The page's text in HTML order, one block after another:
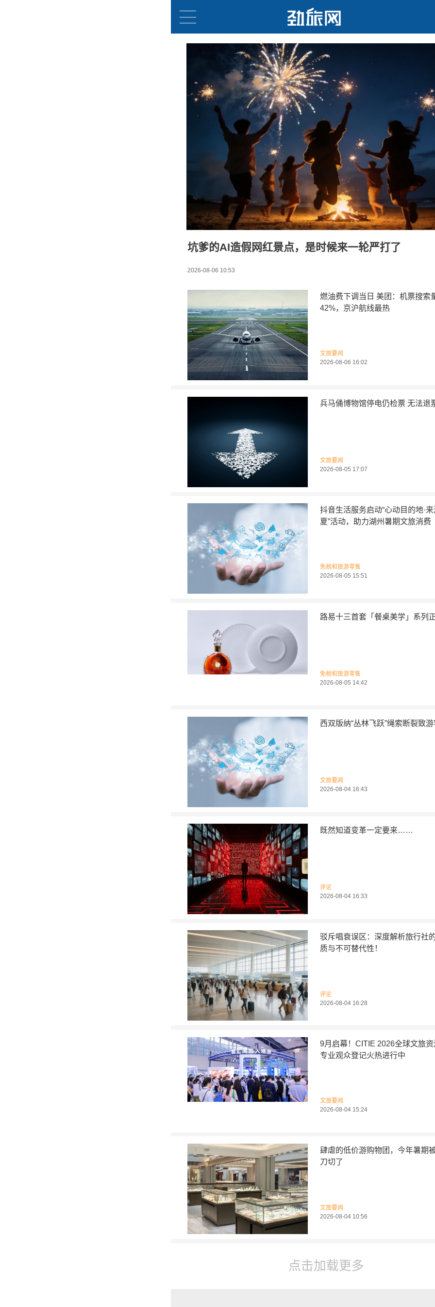
坑爹的AI造假网红景点，是时候来一轮严打了
2026-08-06 10:53
燃油费下调当日 美团：机票搜索
42%，京沪航线最热
文旅要闻
2026-08-06 16:02
兵马俑博物馆停电仍检票 无法退
文旅要闻
2026-08-05 17:07
抖音生活服务启动“心动目的地·
夏”活动，助力湖州暑期文旅消费
免税和旅游零售
2026-08-05 15:51
路易十三首套「餐桌美学」系列
免税和旅游零售
2026-08-05 14:42
西双版纳“丛林飞跃”绳索断裂致
文旅要闻
2026-08-04 16:43
既然知道变革一定要来……
评论
2026-08-04 16:33
驳斥唱衰误区：深度解析旅行社
质与不可替代性！
评论
2026-08-04 16:28
9月启幕！CITIE 2026全球文旅
专业观众登记火热进行中
文旅要闻
2026-08-04 15:24
肆虐的低价游购物团，今年暑期
刀切了
文旅要闻
2026-08-04 10:56
点击加载更多